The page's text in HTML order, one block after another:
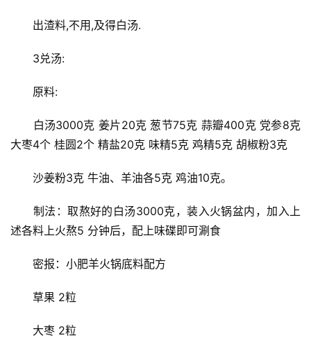
出渣料,不用,及得白汤.
3兑汤:
原料:
白汤3000克 姜片20克 葱节75克 蒜瓣400克 党参8克
大枣4个 桂圆2个 精盐20克 味精5克 鸡精5克 胡椒粉3克
沙姜粉3克 牛油、羊油各5克 鸡油10克。
制法：取熬好的白汤3000克，装入火锅盆内，加入上
述各料上火熬5 分钟后，配上味碟即可涮食
密报：小肥羊火锅底料配方
草果 2粒
大枣 2粒